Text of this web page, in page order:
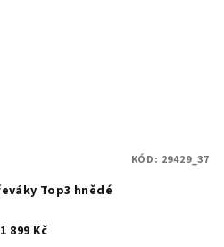
Top3 hnědé
1 899 Kč
KÓD: 29429_37